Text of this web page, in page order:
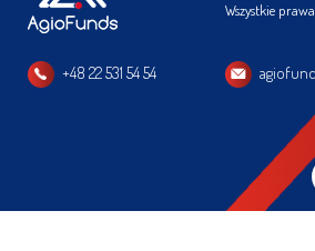
Wszystkie
+48 22 531 54 54